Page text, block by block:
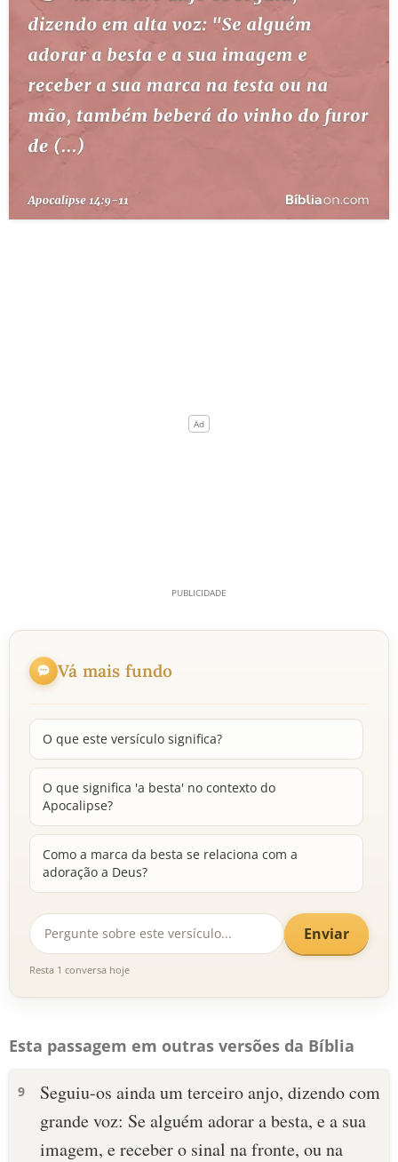
Vá mais fundo
O que este versículo significa?
O que significa 'a besta' no contexto do
Apocalipse?
Como a marca da besta se relaciona com a
adoração a Deus?
Enviar
Resta 1 conversa hoje
Esta passagem em outras versões da Bíblia
9
Seguiu-os ainda um terceiro anjo, dizendo com
grande voz: Se alguém adorar a besta, e a sua
imagem, e receber o sinal na fronte, ou na